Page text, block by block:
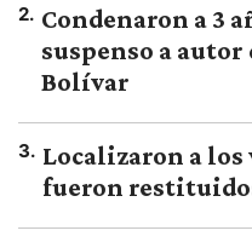
2. Condenaron a 3
suspenso a autor
Bolívar
3. Localizaron a los
fueron